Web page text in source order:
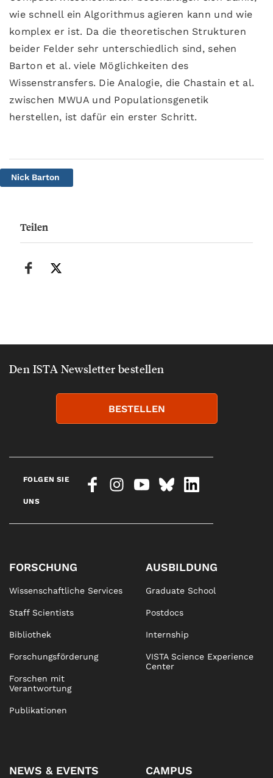
wie schnell ein Algorithmus agieren kann und wie
komplex er ist. Da die theoretischen Strukturen
beider Felder sehr unterschiedlich sind, sehen
Barton et al. viele Möglichkeiten des
Wissenstransfers. Die Analogie, die Chastain et al.
zwischen MWUA und Populationsgenetik
herstellen, ist dafür ein erster Schritt.
Nick Barton
Teilen
Den ISTA Newsletter bestellen
BESTELLEN
FOLGEN SIE
UNS
FORSCHUNG
Wissenschaftliche Services
Staff Scientists
Bibliothek
Forschungsförderung
Forschen mit
Verantwortung
Publikationen
AUSBILDUNG
Graduate School
Postdocs
Internship
VISTA Science Experience
Center
NEWS & EVENTS CAMPUS